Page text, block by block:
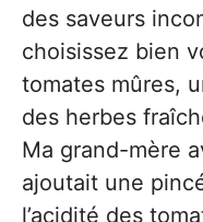
des saveurs
choisissez bien
tomates mûres,
des herbes
Ma grand-mère
ajoutait une
l’acidité des